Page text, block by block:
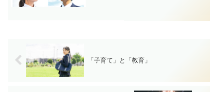
「子育て」と「教育」